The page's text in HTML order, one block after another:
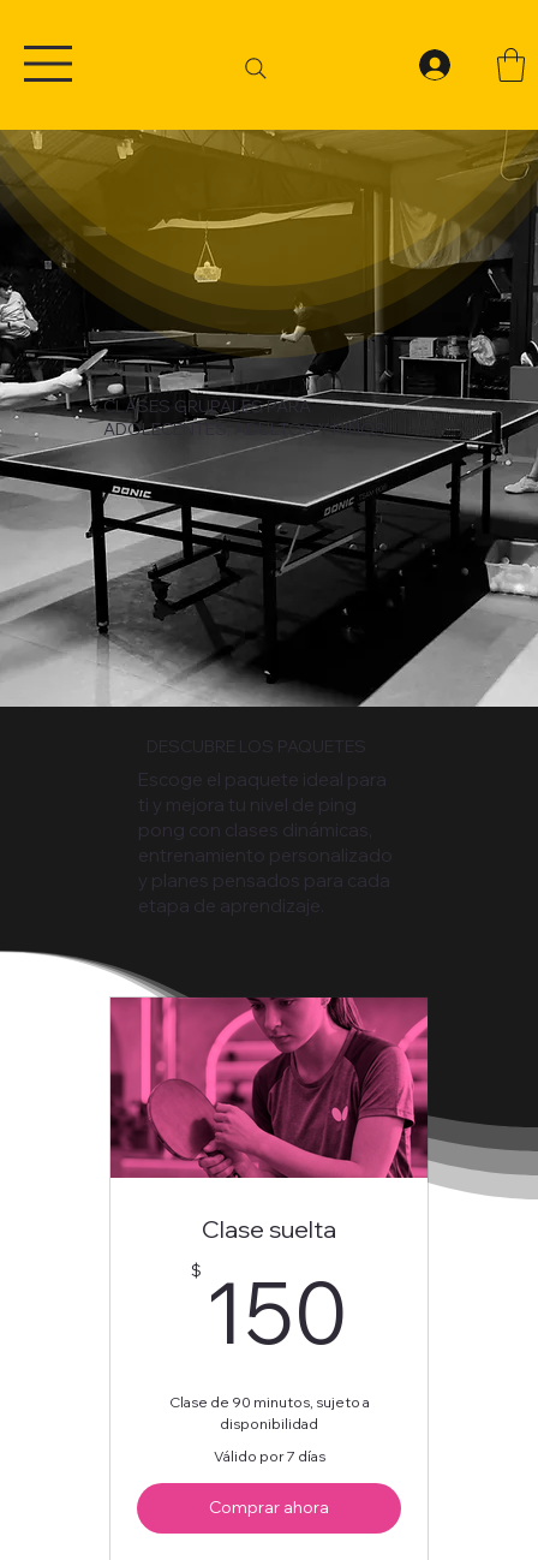
CLASES GRUPALES PARA
ADOLECENTES, ADULTOS Y NIÑOS
DESCUBRE LOS PAQUETES
Escoge el paquete ideal para
ti y mejora tu nivel de ping
pong con clases dinámicas,
entrenamiento personalizado
y planes pensados para cada
etapa de aprendizaje.
Clase suelta
$ 150
Clase de 90 minutos, sujeto a
disponibilidad
Válido por 7 días
Comprar ahora